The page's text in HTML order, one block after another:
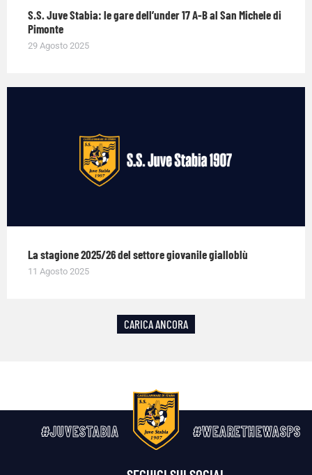
S.S. Juve Stabia: le gare dell’under 17 A-B al San Michele di
Pimonte
29 Agosto 2025
La stagione 2025/26 del settore giovanile gialloblù
11 Agosto 2025
CARICA ANCORA
#JUVESTABIA #WEARETHEWASPS